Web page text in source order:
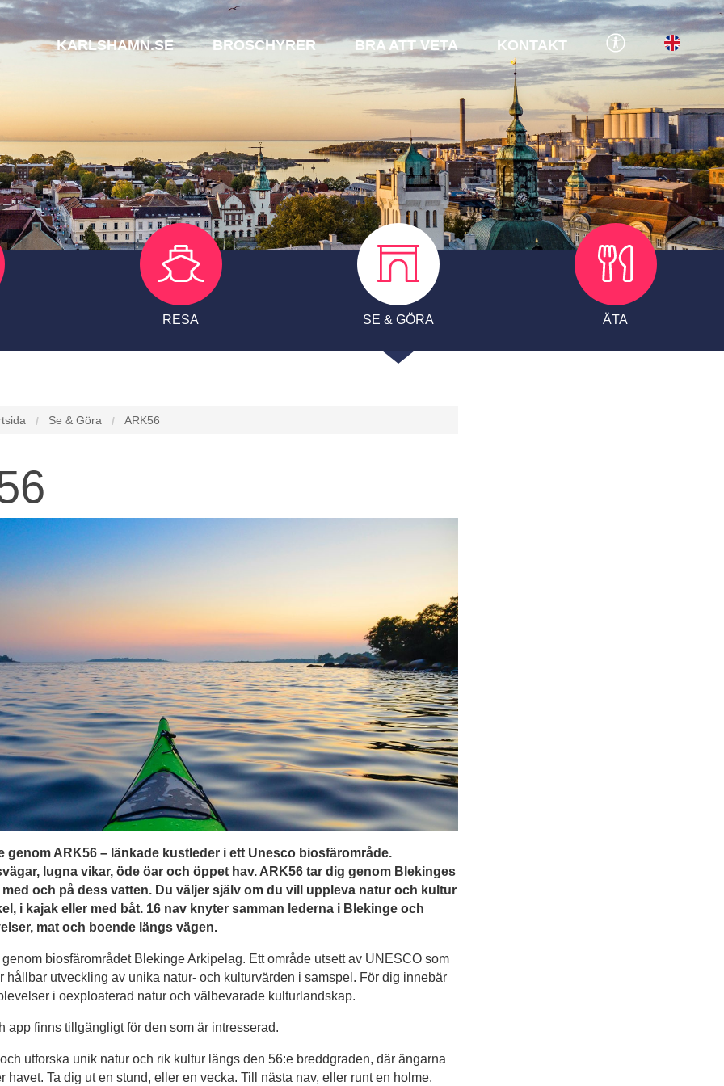
KARLSHAMN.SE BROSCHYRER BRA ATT VETA KONTAKT
RESA SE & GÖRA ÄTA
Se & Göra ARK56
genom ARK56 – länkade kustleder i ett Unesco biosfärområde.
lugna vikar, öde öar och öppet hav. ARK56 tar dig genom Blekinges
och på dess vatten. Du väljer själv om du vill uppleva natur och kultur
i kajak eller med båt. 16 nav knyter samman lederna i Blekinge och
mat och boende längs vägen.
biosfärområdet Blekinge Arkipelag. Ett område utsett av UNESCO som
hållbar utveckling av unika natur- och kulturvärden i samspel. För dig innebär
i oexploaterad natur och välbevarade kulturlandskap.
app finns tillgängligt för den som är intresserad.
utforska unik natur och rik kultur längs den 56:e breddgraden, där ängarna
havet. Ta dig ut en stund, eller en vecka. Till nästa nav, eller runt en holme.